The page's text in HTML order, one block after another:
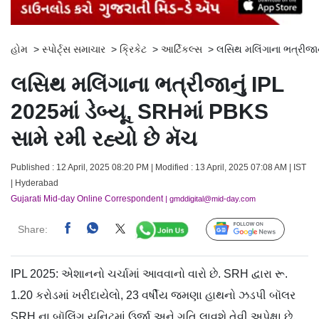
હોમ > સ્પોર્ટ્સ સમાચાર > ક્રિકેટ > આર્ટિકલ્સ > લસિથ મલિંગાના
લસિથ મલિંગાના ભત્રીજાનું IPL
2025માં ડેબ્યૂ, SRHમાં PBKS
સામે રમી રહ્યો છે મૅચ
Published : 12 April, 2025 08:20 PM | Modified : 13 April, 2025 07:08 AM | IST
| Hyderabad
Gujarati Mid-day Online Correspondent| gmddigital@mid-day.com
Share: Follow Us
IPL 2025: એશાનનો ચર્ચામાં આવવાનો વારો છે. SRH દ્વારા રૂ.
1.20 કરોડમાં ખરીદાયેલો, 23 વર્ષીય જમણા હાથનો ઝડપી બૉલર